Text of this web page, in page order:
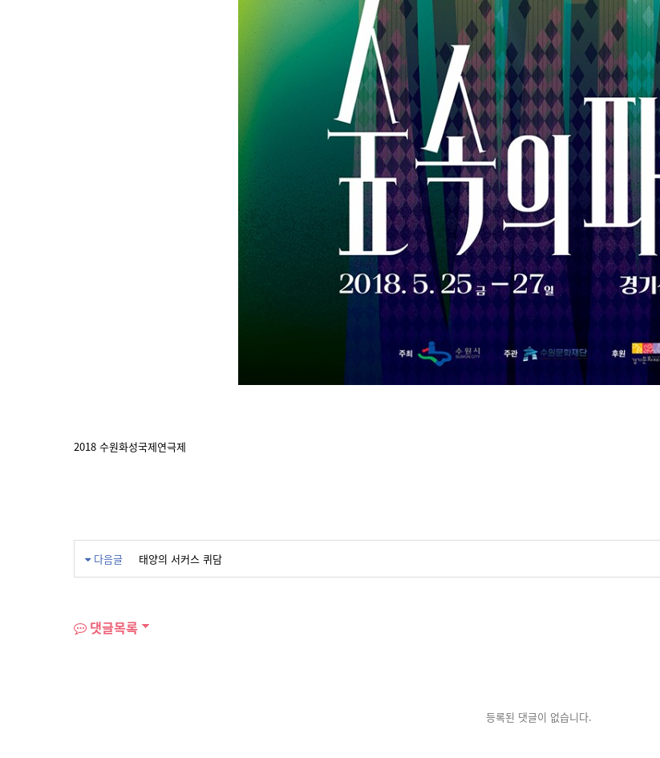
2018 수원화성국제연극제
다음글 태양의 서커스 퀴담
댓글목록
등록된 댓글이 없습니다.